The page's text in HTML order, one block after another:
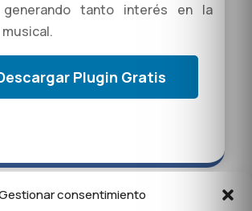
consentimiento
tanto interés en la
Plugin Gratis